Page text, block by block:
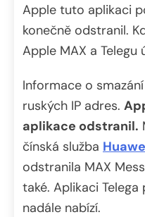
Apple tuto aplikaci
konečně odstranil.
Apple MAX a Telegu
Informace o
ruských IP adres.
aplikace odstranil.
čínská služba
odstranila MAX
také. Aplikaci
nadále nabízí.